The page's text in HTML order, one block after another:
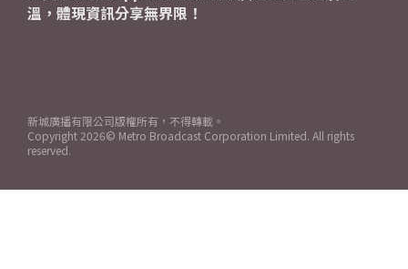
溫，體現資訊分享無界限！
新城廣播有限公司版權所有，不得轉載。
Copyright 2026© Metro Broadcast Corporation Limited. All rights
reserved.